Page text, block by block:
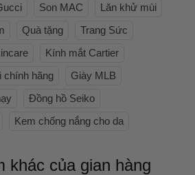
Son MAC
Lăn khử mùi
Quà tặng
Trang Sức
Kính mắt Cartier
chính hãng
Giày MLB
Đồng hồ Seiko
Kem chống nắng cho da
khác của gian hàng